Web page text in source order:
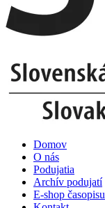
Domov
O nás
Podujatia
Archív podujatí
E-shop časopisu